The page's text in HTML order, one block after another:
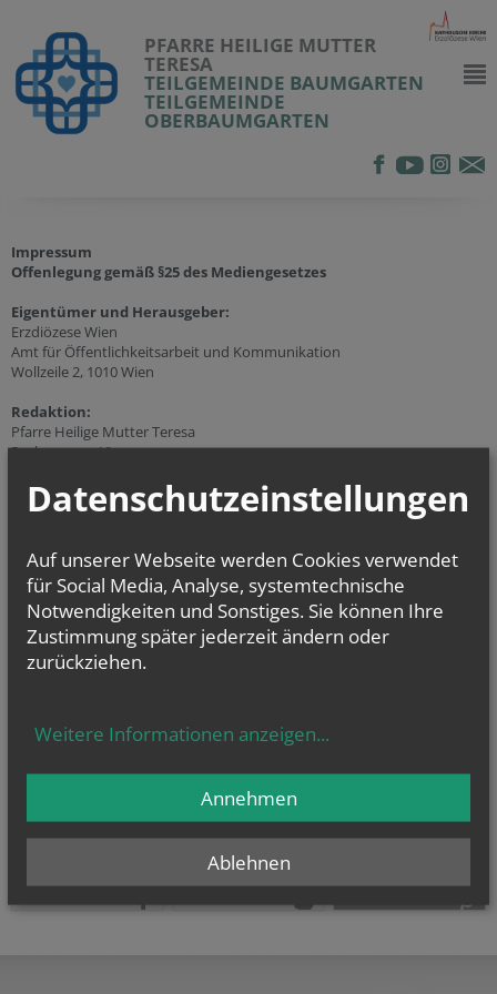
PFARRE HEILIGE MUTTER
TERESA
TEILGEMEINDE BAUMGARTEN
TEILGEMEINDE
OBERBAUMGARTEN
Impressum
Offenlegung gemäß §25 des Mediengesetzes
Eigentümer und Herausgeber:
Erzdiözese Wien
Amt für Öffentlichkeitsarbeit und Kommunikation
Wollzeile 2, 1010 Wien
Redaktion:
Pfarre Heilige Mutter Teresa
Pachmanng. 10
Mobil: +43 (676) 509 26 61
E-Mail:pfarre.mutterteresa@katholischekirche.at
Offenlegung zur grundlegenden Richtung:
Diese Seite ist der Webauftritt von Pfarre Heilige Mutter Teresa im
Rahmen des Webportals der Erzdiözese Wien.
Datenschutzerklärung
Barrierefreiheitserklärung
Datenschutzeinstellungen
Auf unserer Webseite werden Cookies verwendet
für Social Media, Analyse, systemtechnische
Notwendigkeiten und Sonstiges. Sie können Ihre
Zustimmung später jederzeit ändern oder
zurückziehen.
Weitere Informationen anzeigen...
Ablehnen
Annehmen